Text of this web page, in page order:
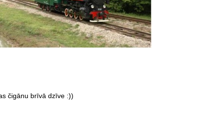
čigānu brīvā dzīve :))